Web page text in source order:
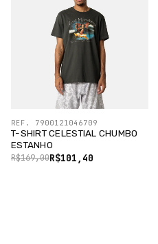
T-SHIRT CELESTIAL CHUMBO
ESTANHO
R$101,40
R$169,00
REF. 7900121046709